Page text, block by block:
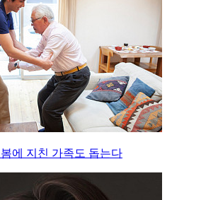
에 지친 가족도 돕는다